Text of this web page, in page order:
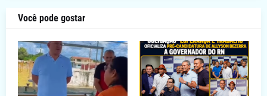
Você pode gostar